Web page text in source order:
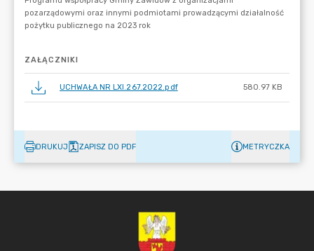
ZAŁĄCZNIKI
UCHWAŁA NR LXI.267.2022.pdf 580.97 KB
DRUKUJ ZAPISZ DO PDF METRYCZKA